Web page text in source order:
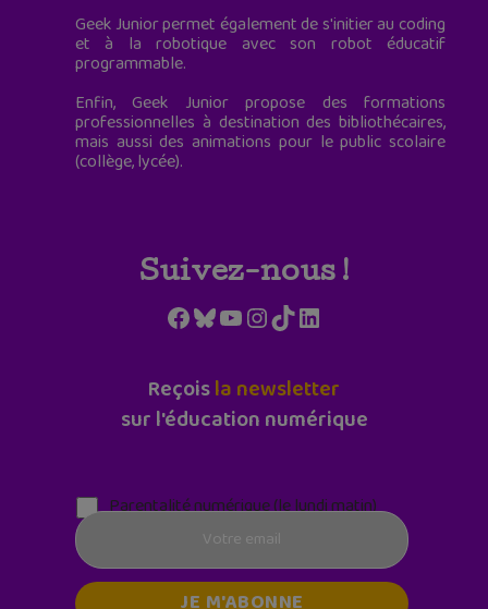
Geek Junior permet également de s'initier au coding
et à la robotique avec son robot éducatif
programmable.
Enfin, Geek Junior propose des formations
professionnelles à destination des bibliothécaires,
mais aussi des animations pour le public scolaire
(collège, lycée).
Suivez-nous !
Facebook
Bluesky
YouTube
Instagram
TikTokLinkedIn
Reçoisla newsletter
sur l'éducation numérique
Parentalité numérique (le lundi matin)